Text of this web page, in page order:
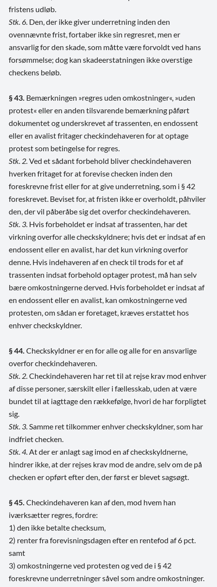
fristens udløb.
Stk. 6. Den, der ikke giver underretning inden den
ovennævnte frist, fortaber ikke sin regresret, men er
ansvarlig for den skade, som måtte være forvoldt ved hans
forsømmelse; dog kan skadeerstatningen ikke overstige
checkens beløb.
§ 43. Bemærkningen »regres uden omkostninger«, »uden
protest« eller en anden tilsvarende bemærkning påført
dokumentet og underskrevet af trassenten, en endossent
eller en avalist fritager checkindehaveren for at optage
protest som betingelse for regres.
Stk. 2. Ved et sådant forbehold bliver checkindehaveren
hverken fritaget for at forevise checken inden den
foreskrevne frist eller for at give underretning, som i § 42
foreskrevet. Beviset for, at fristen ikke er overholdt, påhviler
den, der vil påberåbe sig det overfor checkindehaveren.
Stk. 3. Hvis forbeholdet er indsat af trassenten, har det
virkning overfor alle checkskyldnere; hvis det er indsat af en
endossent eller en avalist, har det kun virkning overfor
denne. Hvis indehaveren af en check til trods for et af
trassenten indsat forbehold optager protest, må han selv
bære omkostningerne derved. Hvis forbeholdet er indsat af
en endossent eller en avalist, kan omkostningerne ved
protesten, om sådan er foretaget, kræves erstattet hos
enhver checkskyldner.
§ 44. Checkskyldner er en for alle og alle for en ansvarlige
overfor checkindehaveren.
Stk. 2. Checkindehaveren har ret til at rejse krav mod enhver
af disse personer, særskilt eller i fællesskab, uden at være
bundet til at iagttage den rækkefølge, hvori de har forpligtet
sig.
Stk. 3. Samme ret tilkommer enhver checkskyldner, som har
indfriet checken.
Stk. 4. At der er anlagt sag imod en af checkskyldnerne,
hindrer ikke, at der rejses krav mod de andre, selv om de på
checken er opført efter den, der først er blevet sagsøgt.
§ 45. Checkindehaveren kan af den, mod hvem han
iværksætter regres, fordre:
1) den ikke betalte checksum,
2) renter fra forevisningsdagen efter en rentefod af 6 pct.
samt
3) omkostningerne ved protesten og ved de i § 42
foreskrevne underretninger såvel som andre omkostninger.